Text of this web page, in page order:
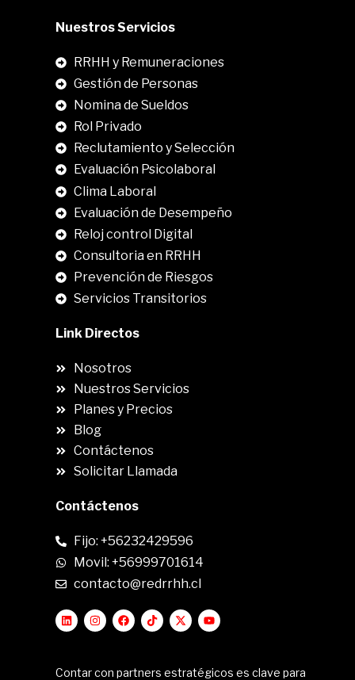
Nuestros Servicios
RRHH y Remuneraciones
Gestión de Personas
Nomina de Sueldos
Rol Privado
Reclutamiento y Selección
Evaluación Psicolaboral
Clima Laboral
Evaluación de Desempeño
Reloj control Digital
Consultoria en RRHH
Prevención de Riesgos
Servicios Transitorios
Link Directos
Nosotros
Nuestros Servicios
Planes y Precios
Blog
Contáctenos
Solicitar Llamada
Contáctenos
Fijo: +56232429596
Movil: +56999701614
contacto@redrrhh.cl
Contar con partners estratégicos es clave para